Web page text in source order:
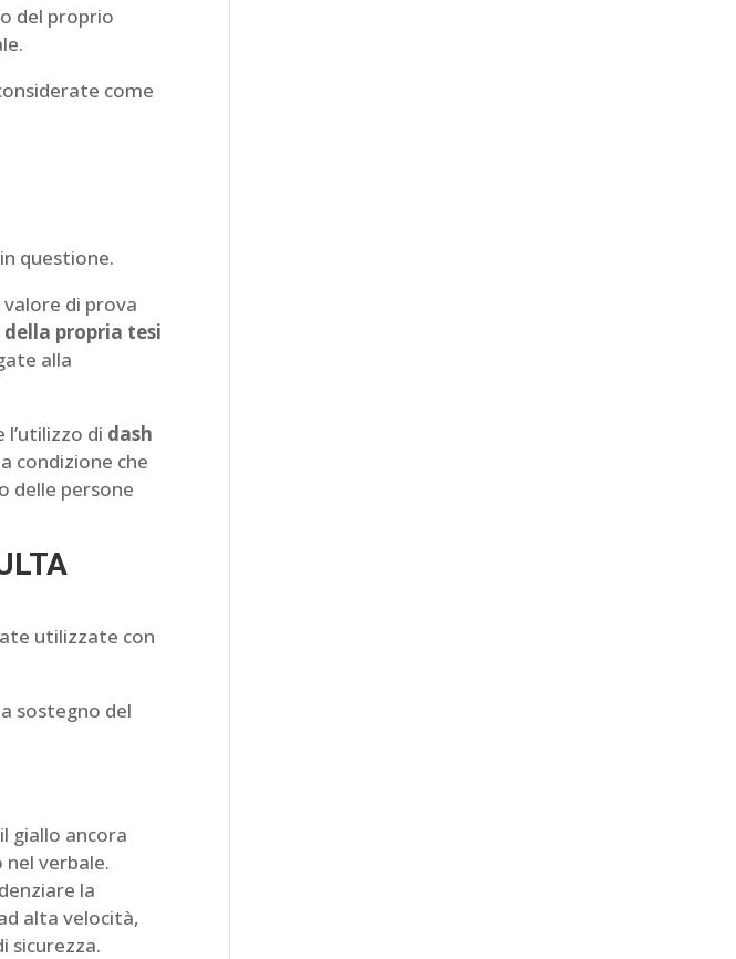
del proprio
come
questione.
di prova
propria tesi
alla
di dash
condizione che
delle persone
utilizzate con
sostegno del
giallo ancora
verbale.
la
alta velocità,
sicurezza.